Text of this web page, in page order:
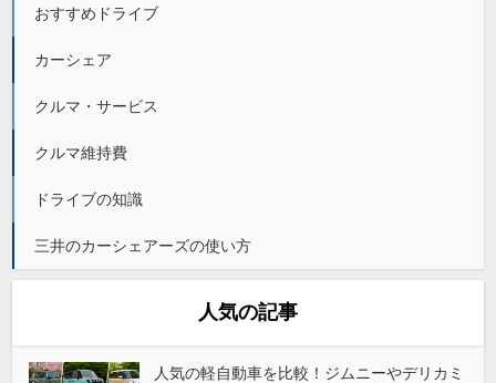
おすすめドライブ
カーシェア
クルマ・サービス
クルマ維持費
ドライブの知識
三井のカーシェアーズの使い方
人気の記事
人気の軽自動車を比較！ジムニーやデリカミ